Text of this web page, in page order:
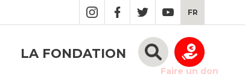
FR
LA FONDATION
Faire un don